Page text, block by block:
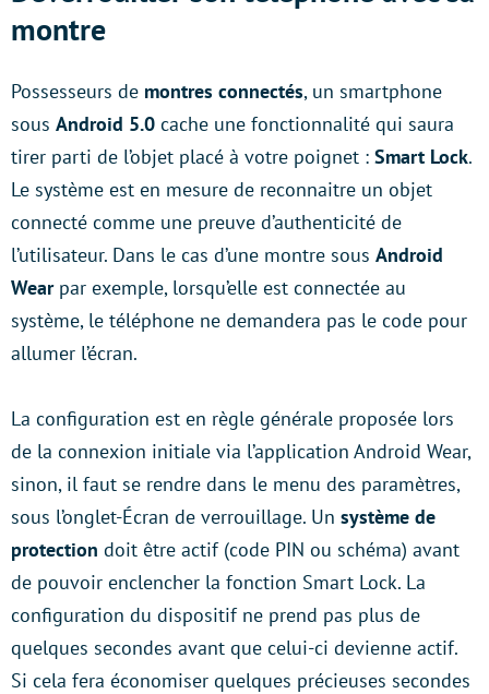
montre
Possesseurs de montres connectés, un smartphone
sous Android 5.0 cache une fonctionnalité qui saura
tirer parti de l’objet placé à votre poignet : Smart Lock.
Le système est en mesure de reconnaitre un objet
connecté comme une preuve d’authenticité de
l’utilisateur. Dans le cas d’une montre sous Android
Wearpar exemple, lorsqu’elle est connectée au
système, le téléphone ne demandera pas le code pour
allumer l’écran.
La configuration est en règle générale proposée lors
de la connexion initiale via l’application Android Wear,
sinon, il faut se rendre dans le menu des paramètres,
sous l’onglet-Écran de verrouillage. Un système de
protection doit être actif (code PIN ou schéma) avant
de pouvoir enclencher la fonction Smart Lock. La
configuration du dispositif ne prend pas plus de
quelques secondes avant que celui-ci devienne actif.
Si cela fera économiser quelques précieuses secondes